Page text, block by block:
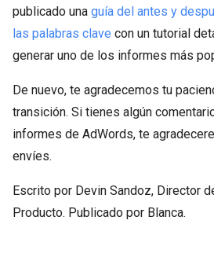
publicado una guía del antes y
las palabras clave con un tutorial
generar uno de los informes más
De nuevo, te agradecemos tu
transición. Si tienes algún
informes de AdWords, te
envíes.
Escrito por Devin Sandoz, Director
Producto. Publicado por Blanca.